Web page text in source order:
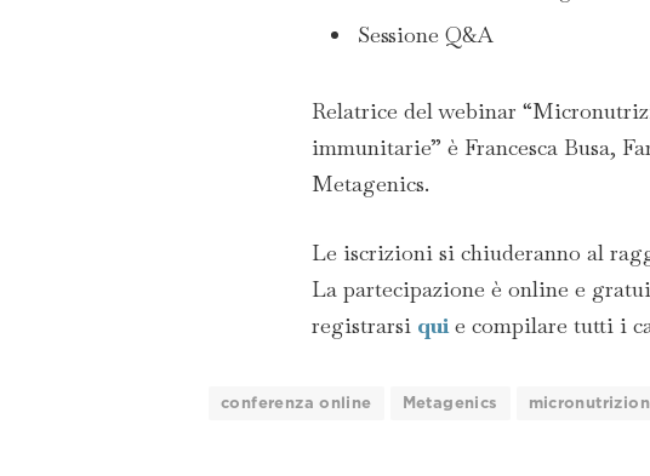
Sessione Q&A
Relatrice del webinar
immunitarie” è Francesca Busa,
Metagenics.
Le iscrizioni si chiuderanno al
La partecipazione è online e
registrarsi quie compilare tutti i
conferenza online Metagenics